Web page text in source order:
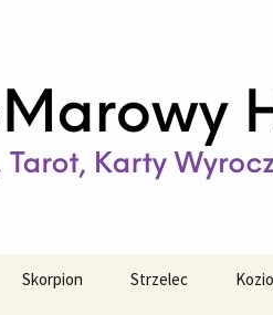
Skorpion Strzelec